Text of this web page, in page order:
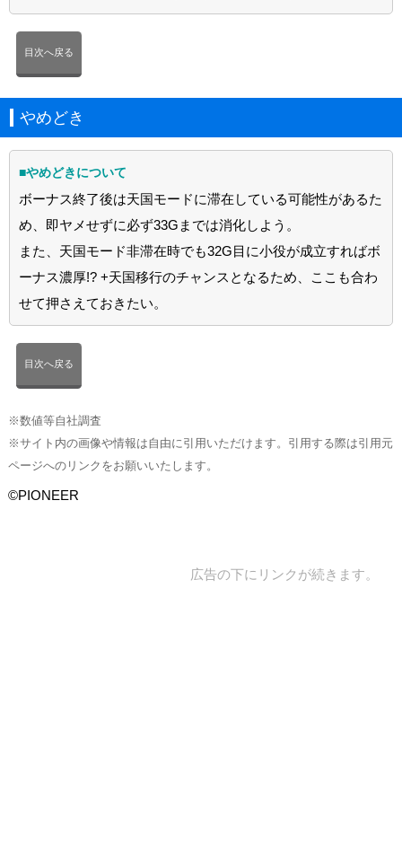
目次へ戻る
やめどき
■やめどきについて
ボーナス終了後は天国モードに滞在している可能性があるた
め、即ヤメせずに必ず33Gまでは消化しよう。
また、天国モード非滞在時でも32G目に小役が成立すればボ
ーナス濃厚!? +天国移行のチャンスとなるため、ここも合わ
せて押さえておきたい。
目次へ戻る
※数値等自社調査
※サイト内の画像や情報は自由に引用いただけます。引用する際は引用元
ページへのリンクをお願いいたします。
©PIONEER
広告の下にリンクが続きます。